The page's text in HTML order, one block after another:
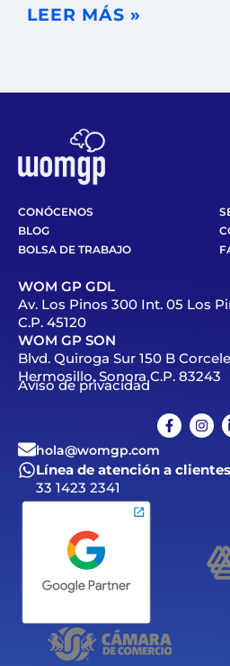
LEER MÁS »
CONÓCENOS
BLOG
BOLSA DE TRABAJO
WOM GP GDL
Av. Los Pinos 300 Int. 05 Los
C.P. 45120
WOM GP SON
Blvd. Quiroga Sur 150 B
Hermosillo, Sonora C.P. 83243
Aviso de privacidad
hola@womgp.com
Línea de atención a clientes
33 1423 2341